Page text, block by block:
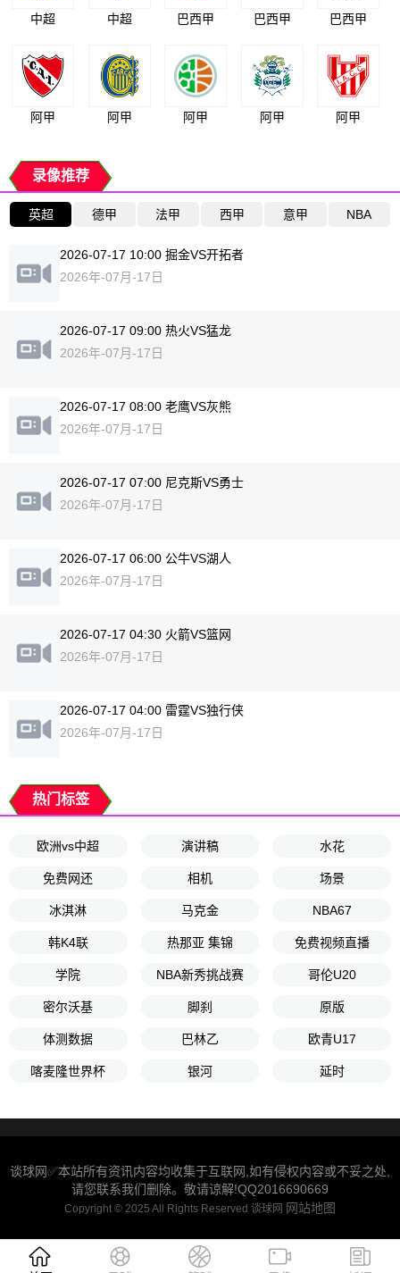
中超 中超 巴西甲 巴西甲 巴西甲
阿甲 阿甲 阿甲 阿甲 阿甲
录像推荐
英超 德甲 法甲 西甲 意甲 NBA
2026-07-17 10:00 掘金VS开拓者
2026年-07月-17日
2026-07-17 09:00 热火VS猛龙
2026年-07月-17日
2026-07-17 08:00 老鹰VS灰熊
2026年-07月-17日
2026-07-17 07:00 尼克斯VS勇士
2026年-07月-17日
2026-07-17 06:00 公牛VS湖人
2026年-07月-17日
2026-07-17 04:30 火箭VS篮网
2026年-07月-17日
2026-07-17 04:00 雷霆VS独行侠
2026年-07月-17日
热门标签
欧洲vs中超 演讲稿 水花
免费网还 相机 场景
冰淇淋 马克金 NBA67
韩K4联 热那亚 集锦 免费视频直播
学院 NBA新秀挑战赛 哥伦U20
密尔沃基 脚刹 原版
体测数据 巴林乙 欧青U17
喀麦隆世界杯 银河 延时
谈球网✅本站所有资讯内容均收集于互联网,如有侵权内容或不妥之处,
请您联系我们删除。敬请谅解!QQ2016690669
Copyright © 2025 All Rights Reserved 谈球网 网站地图